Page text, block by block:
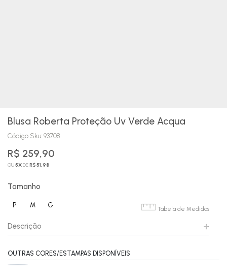
Blusa Roberta Proteção Uv Verde Acqua
Código Sku: 93708
R$ 259,90
OU5XDER$ 51,98
Tamanho
P M G
Tabela de Medidas
Descrição
OUTRAS CORES/ESTAMPAS DISPONÍVEIS